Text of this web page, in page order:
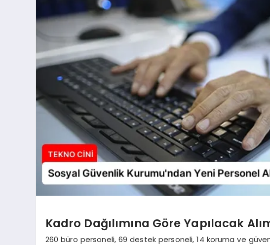
Kadro Dağılımına Göre Yapılacak
260 büro personeli, 69 destek personeli, 14 koruma ve